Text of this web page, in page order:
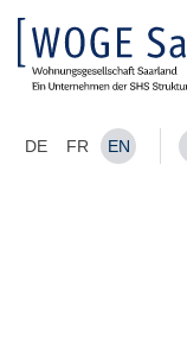
DE FR EN